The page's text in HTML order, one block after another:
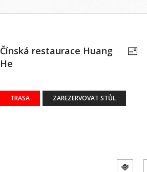
Čínská restaurace Huang
He
TRASA ZAREZERVOVAT STŮL